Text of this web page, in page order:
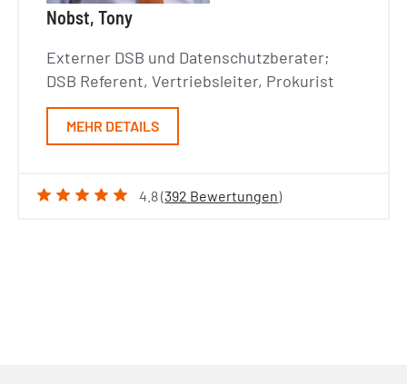
Nobst, Tony
Externer DSB und Datenschutzberater;
DSB Referent, Vertriebsleiter, Prokurist
MEHR DETAILS
4.8 (392 Bewertungen)